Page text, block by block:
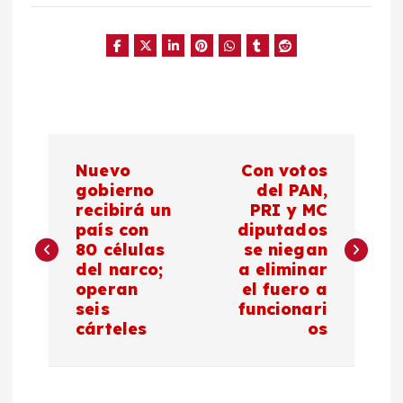
v
Nuevo
gobierno
recibirá un
país con
80 células
del narco;
operan
seis
cárteles
Con votos
del PAN,
PRI y MC
diputados
se niegan
a eliminar
el fuero a
funcionari
os